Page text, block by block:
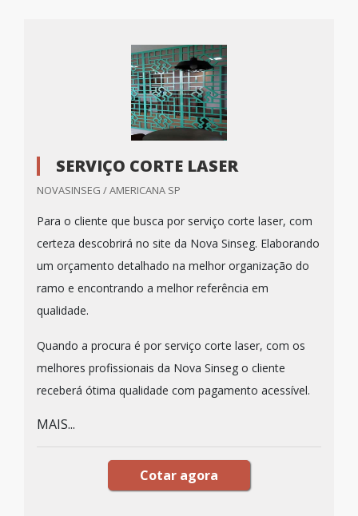
SERVIÇO CORTE LASER
NOVASINSEG / AMERICANA SP
Para o cliente que busca por serviço corte laser, com
certeza descobrirá no site da Nova Sinseg. Elaborando
um orçamento detalhado na melhor organização do
ramo e encontrando a melhor referência em
qualidade.
Quando a procura é por serviço corte laser, com os
melhores profissionais da Nova Sinseg o cliente
receberá ótima qualidade com pagamento acessível.
MAIS...
Cotar agora